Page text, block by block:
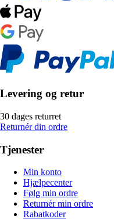
Levering og retur
30 dages returret
Returnér din ordre
Tjenester
Min konto
Hjælpecenter
Følg min ordre
Returnér min ordre
Rabatkoder